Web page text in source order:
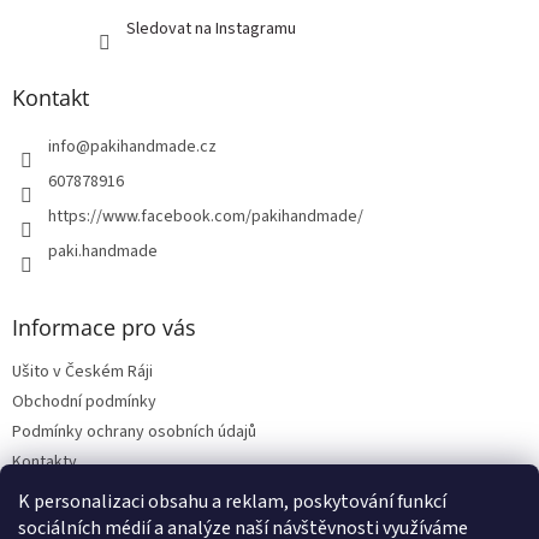
K personalizaci obsahu a reklam, poskytování funkcí
sociálních médií a analýze naší návštěvnosti využíváme
Sledovat na Instagramu
Kontakt
info@pakihandmade.cz
607878916
https://www.facebook.com/pakihandmade/
paki.handmade
Informace pro vás
Ušito v Českém Ráji
Obchodní podmínky
Podmínky ochrany osobních údajů
Kontakty
Vrácení zboží, reklamace